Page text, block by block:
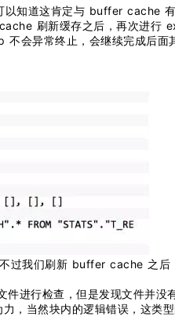
知道这肯定与 buffer cache 有
刷新缓存之后，再次进行
会异常终止，会继续完成后面
过我们刷新 buffer cache 之
进行检查，但是发现文件并没有
，当然块内的逻辑错误，这类